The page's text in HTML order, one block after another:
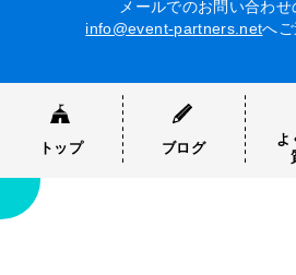
メールでのお問い合わせ
info@event-partners.netへご
トップ ブログ
よ